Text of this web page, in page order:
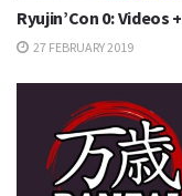
Ryujin’Con 0: Videos
27 FEBRUARY 2019